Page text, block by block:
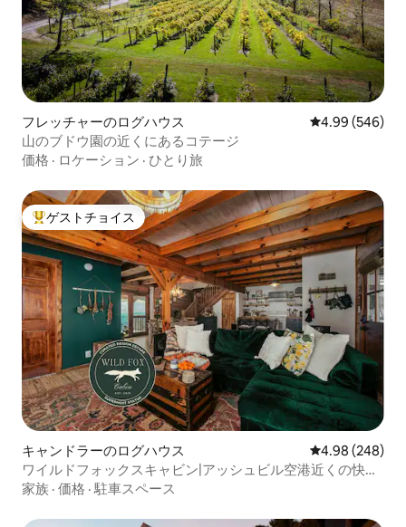
フレッチャーのログハウス レビュー546
4.99 (546)
山のブドウ園の近くにあるコテージ
価格 · ロケーション · ひとり旅
大好評のゲストチョイスです。
ゲストチョイス
キャンドラーのログハウス レビュー248
4.98 (248)
ワイルドフォックスキャビン|アッシュビル空港近くの快適
な自然の中の隠れ家
家族 · 価格 ·駐車スペース